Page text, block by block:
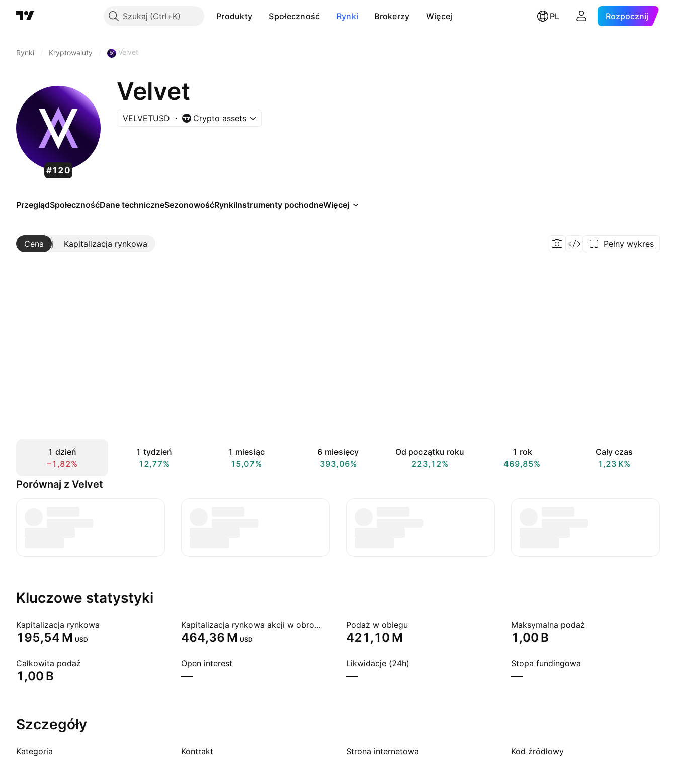
Szukaj Produkty Społeczność Rynki Brokerzy Więcej PL Rozpocznij
Rynki Kryptowaluty Velvet
#120
Velvet
VELVETUSD Crypto assets
PrzeglądSpołecznośćDane techniczneSezonowośćRynkiInstrumenty pochodneWięcej
Cena Kapitalizacja rynkowa
Więcej Pełny wykres
1 dzień
−1,82%
1 tydzień
12,77%
1 miesiąc
15,07%
6 miesięcy
393,06%
Od początku roku
223,12%
1 rok
469,85%
Cały czas
‪1,23 K‬%
Porównaj z Velvet
Kluczowe statystyki
Kapitalizacja rynkowa
‪195,54 M‬ USD
Kapitalizacja rynkowa akcji w obrocie giełdowym
‪464,36 M‬ USD
Podaż w obiegu
‪421,10 M‬
Maksymalna podaż
‪1,00 B‬
Całkowita podaż
‪1,00 B‬
Open interest
—
Likwidacje (24h)
—
Stopa fundingowa
—
Szczegóły
Kategoria Kontrakt Strona internetowa Kod źródłowy